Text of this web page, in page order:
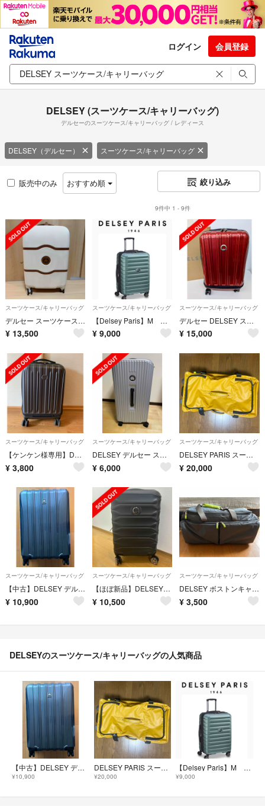
ログイン 会員登録
DELSEY (スーツケース/キャリーバッグ)
デルセーのスーツケース/キャリーバッグ / レディース
DELSEY（デルセー） スーツケース/キャリーバッグ
販売中のみ おすすめ順 絞り込み
9件中 1 - 9件
スーツケース/キャリーバッグ
デルセー スーツケース キャリーバッグ ホワイト
¥ 13,500
スーツケース/キャリーバッグ
【Delsey Paris】M グリーン66cm キャリーケース(鍵なし)
¥ 9,000
スーツケース/キャリーバッグ
デルセー DELSEY スーツケース HELIUM AERO 機内持込可
¥ 15,000
スーツケース/キャリーバッグ
【ケンケン様専用】DELSEYスーツケース(32L拡張時37L)
¥ 3,800
スーツケース/キャリーバッグ
DELSEY デルセー スーツケース
¥ 6,000
スーツケース/キャリーバッグ
DELSEY PARIS スーツケース
¥ 20,000
スーツケース/キャリーバッグ
【中古】DELSEY デルセー スーツケース 拡張型 79+8L
¥ 10,900
スーツケース/キャリーバッグ
【ほぼ新品】DELSEY⭐︎METEOR⭐︎ブラック⭐︎機内持ち込みサイズ
¥ 10,500
スーツケース/キャリーバッグ
DELSEY ボストンキャリーバック
¥ 3,500
DELSEYのスーツケース/キャリーバッグの人気商品
【中古】DELSEY デルセー スーツケース 拡張型 79+8L
¥10,900
DELSEY PARIS スーツケース
¥20,000
【Delsey Paris】M グリーン66cm キャリーケース(鍵なし)
¥9,000